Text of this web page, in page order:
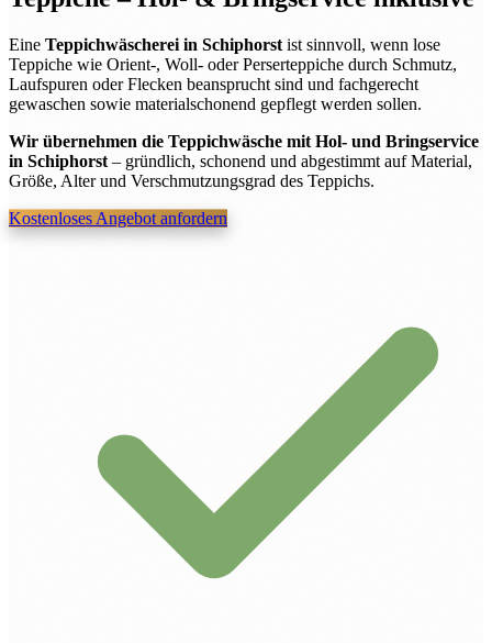
Eine Teppichwäscherei in Schiphorst ist sinnvoll, wenn lose
Teppiche wie Orient-, Woll- oder Perserteppiche durch Schmutz,
Laufspuren oder Flecken beansprucht sind und fachgerecht
gewaschen sowie materialschonend gepflegt werden sollen.
Wir übernehmen die Teppichwäsche mit Hol- und Bringservice
in Schiphorst– gründlich, schonend und abgestimmt auf Material,
Größe, Alter und Verschmutzungsgrad des Teppichs.
Kostenloses Angebot anfordern